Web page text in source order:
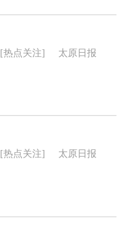
[热点关注] 太原日报
[热点关注] 太原日报